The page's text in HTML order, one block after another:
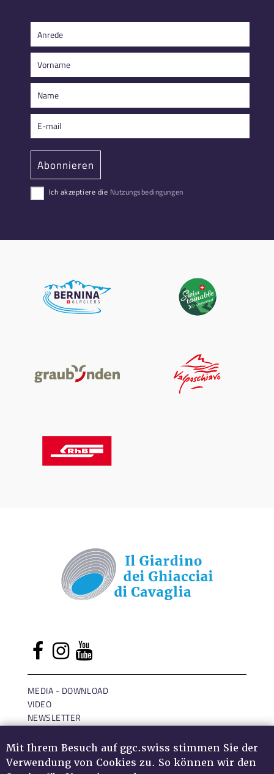
Ich akzeptiere die Nutzungsbedingungen
MEDIA - DOWNLOAD
VIDEO
NEWSLETTER
IMPRESSUM
DATENSCHUTZ
Mit Ihrem Besuch auf ggc.swiss stimmen Sie der
Verwendung von Cookies zu. So können wir den